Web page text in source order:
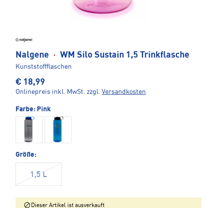
Nalgene · WM Silo Sustain 1,5 Trinkflasche
Kunststoffflaschen
€ 18,99
Onlinepreis inkl. MwSt. zzgl. Versandkosten
Farbe: Pink
Größe:
1,5 L
Dieser Artikel ist ausverkauft